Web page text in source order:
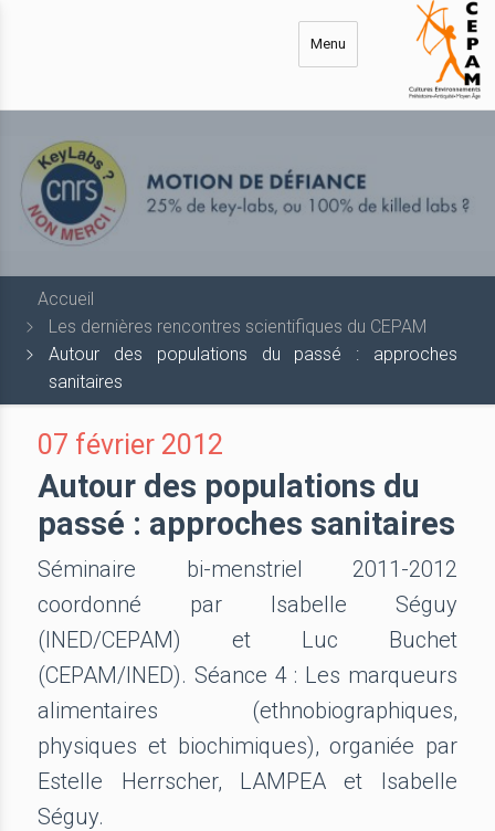
Menu
Accueil
Les dernières rencontres scientifiques du CEPAM
Autour des populations du passé : approches
sanitaires
07 février 2012
Autour des populations du
passé : approches sanitaires
Séminaire bi-menstriel 2011-2012
coordonné par Isabelle Séguy
(INED/CEPAM) et Luc Buchet
(CEPAM/INED). Séance 4 : Les marqueurs
alimentaires (ethnobiographiques,
physiques et biochimiques), organiée par
Estelle Herrscher, LAMPEA et Isabelle
Séguy.